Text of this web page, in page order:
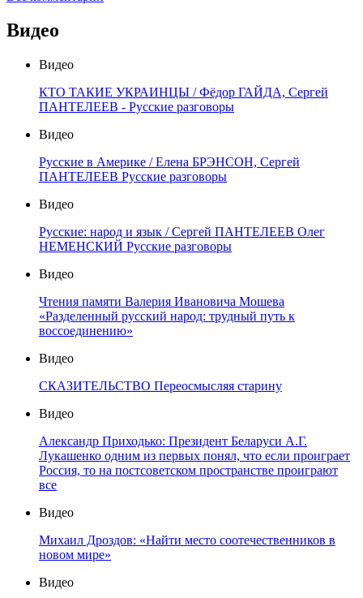
Видео
Видео
КТО ТАКИЕ УКРАИНЦЫ / Фёдор ГАЙДА, Сергей
ПАНТЕЛЕЕВ - Русские разговоры
Видео
Русские в Америке / Елена БРЭНСОН, Сергей
ПАНТЕЛЕЕВ Русские разговоры
Видео
Русские: народ и язык / Сергей ПАНТЕЛЕЕВ Олег
НЕМЕНСКИЙ Русские разговоры
Видео
Чтения памяти Валерия Ивановича Мошева
«Разделенный русский народ: трудный путь к
воссоединению»
Видео
СКАЗИТЕЛЬСТВО Переосмысляя старину
Видео
Александр Приходько: Президент Беларуси А.Г.
Лукашенко одним из первых понял, что если проиграет
Россия, то на постсоветском пространстве проиграют
все
Видео
Михаил Дроздов: «Найти место соотечественников в
новом мире»
Видео